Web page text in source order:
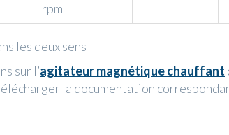
rpm
les deux sens
sur l’agitateur magnétique chauffant
la documentation